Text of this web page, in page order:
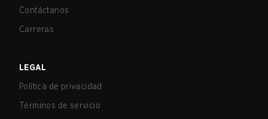
Contáctanos
Carreras
LEGAL
Política de privacidad
Términos de servicio